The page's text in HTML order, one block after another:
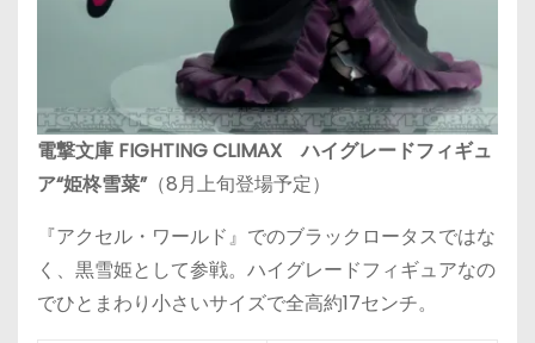
電撃文庫 FIGHTING CLIMAX ハイグレードフィギュ
ア“姫柊雪菜”（8月上旬登場予定）
『アクセル・ワールド』でのブラックロータスではな
く、黒雪姫として参戦。ハイグレードフィギュアなの
でひとまわり小さいサイズで全高約17センチ。